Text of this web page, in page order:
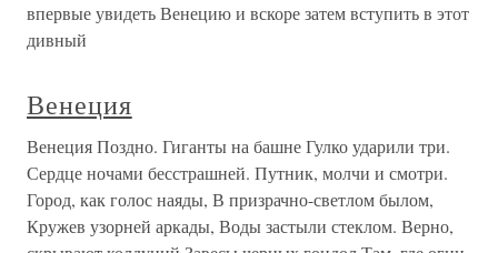
впервые увидеть Венецию и вскоре затем вступить в этот
дивный
Венеция
Венеция Поздно. Гиганты на башне Гулко ударили три.
Сердце ночами бесстрашней. Путник, молчи и смотри.
Город, как голос наяды, В призрачно-светлом былом,
Кружев узорней аркады, Воды застыли стеклом. Верно,